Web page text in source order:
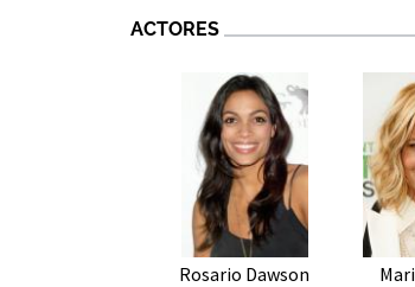
ACTORES
Rosario Dawson